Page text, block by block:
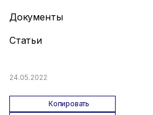
Документы
Статьи
24.05.2022
Копировать